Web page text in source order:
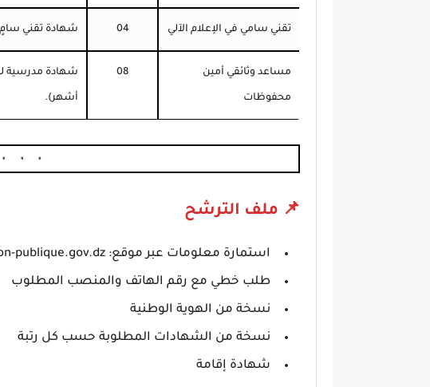
تقني سامي في الإعلام الآلي 04 شهادة تقني سامٍ
مساعد وثائقي أمين
محفوظات
08
أشهر).
📌 ملف الترشح
استمارة معلومات عبر موقع: publique.gov.dz
طلب خطي مع رقم الهاتف والمنصب المطلوب
نسخة من الهوية الوطنية
نسخة من الشهادات المطلوبة حسب كل رتبة
شهادة إقامة